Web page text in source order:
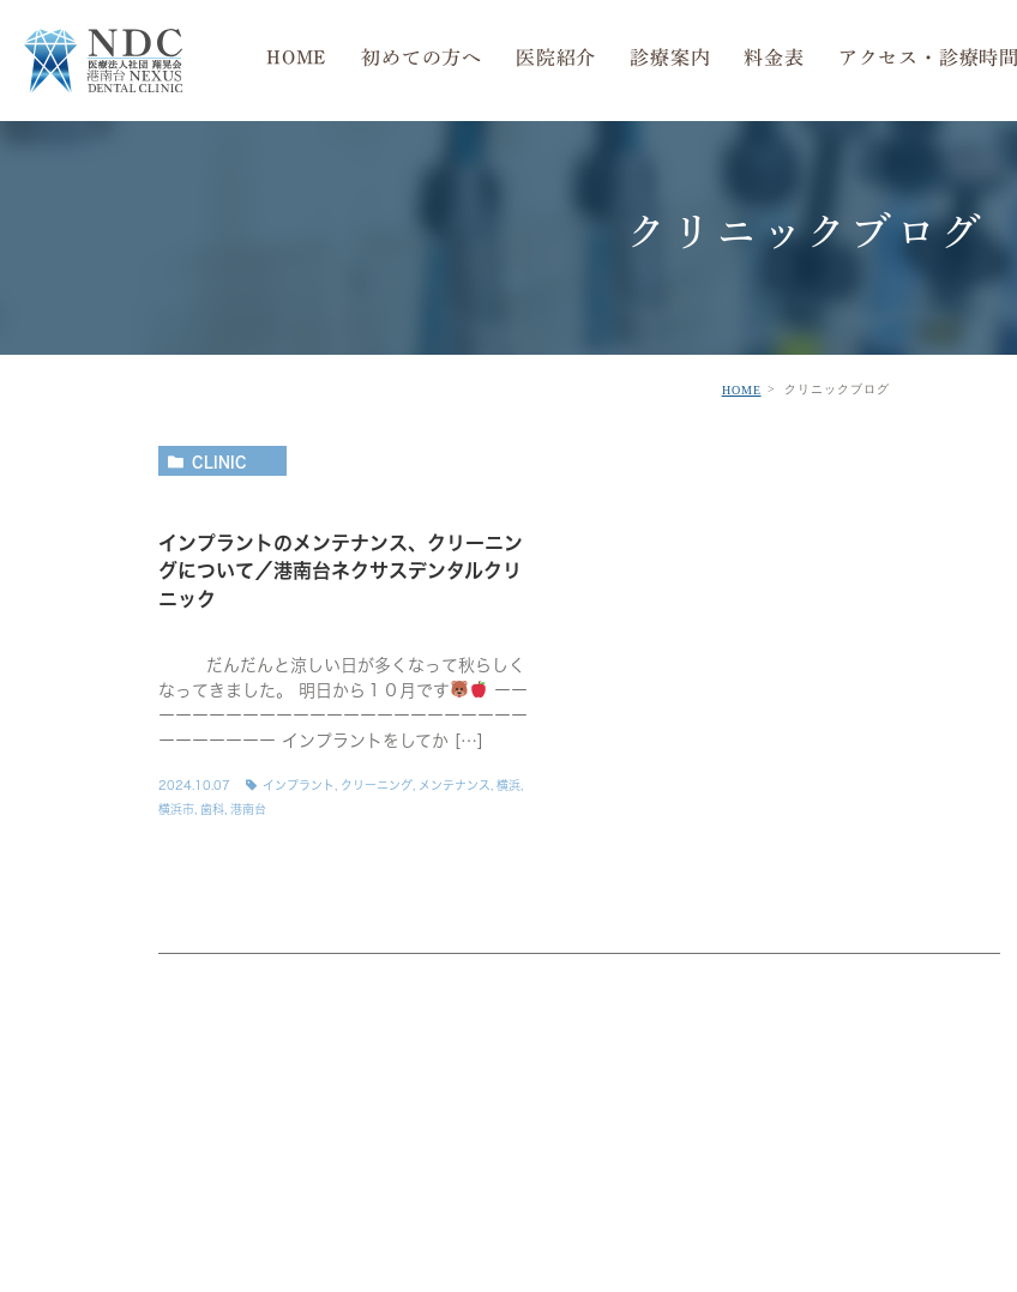
HOME 初めての方へ 医院紹介
歯科医師紹介 矯正担当医紹介 医院紹介
診療案内
審美治療・セラミック 歯周病治療
料金表 アクセス・診療時間
クリニックブログ
HOME クリニックブログ
CLINIC
インプラントのメンテナンス、クリーニン
グについて／港南台ネクサスデンタルクリ
ニック
だんだんと涼しい日が多くなって秋らしく
なってきました。 明日から１０月です
ーー
ーーーーーーーーーーーーーーーーーーーーーー
ーーーーーーー インプラントをしてか […]
2024.10.07 インプラント クリーニング メンテナンス 横浜
横浜市 歯科 港南台